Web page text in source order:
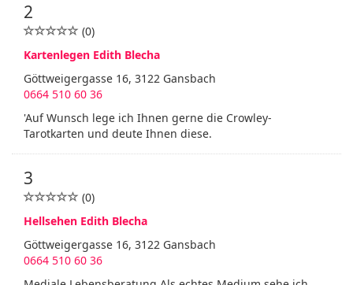
2
(0)
Kartenlegen Edith Blecha
Göttweigergasse 16, 3122 Gansbach
0664 510 60 36
'Auf Wunsch lege ich Ihnen gerne die Crowley-
Tarotkarten und deute Ihnen diese.
3
(0)
Hellsehen Edith Blecha
Göttweigergasse 16, 3122 Gansbach
0664 510 60 36